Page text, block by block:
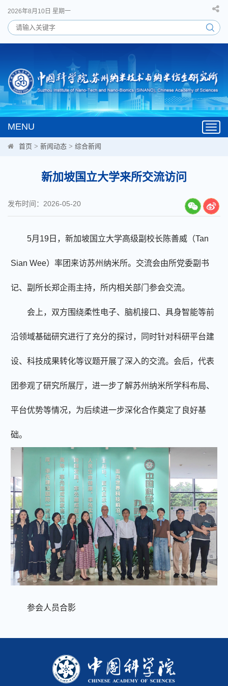
2026年8月10日 星期一
MENU
首页 > 新闻动态 > 综合新闻
新加坡国立大学来所交流访问
发布时间：2026-05-20
5月 19 日，新加坡国立大学高级副校长陈善威（Tan
Sian Wee）率团来访苏州纳米所。交流会由所党委副书
记、副所长郑企雨主持，所内相关部门参会交流。
会上， 双方围绕柔性电子、脑机接口、具身智能等前
沿领域基础研究进行了充分的探讨，同时针对科研平台建
设、科技成果转化等议题开展了深入的交流。 会后，代表
团参观了研究所展厅，进一步了解苏州纳米所学科布局、
平台优势等情况，为后续进一步深化合作奠定了良好基
础。
参会人员合影